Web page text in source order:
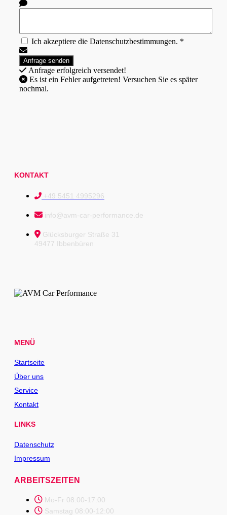
Ich akzeptiere die Datenschutzbestimmungen. *
Anfrage erfolgreich versendet!
nochmal.
KONTAKT
+49 5451 4995296
info@avm-car-performance.de
Glücksburger Straße 31
49477 Ibbenbüren
MENÜ
Startseite
Über uns
Service
Kontakt
LINKS
Datenschutz
Impressum
ARBEITSZEITEN
Mo-Fr 08:00-17:00
Samstag 08:00-12:00